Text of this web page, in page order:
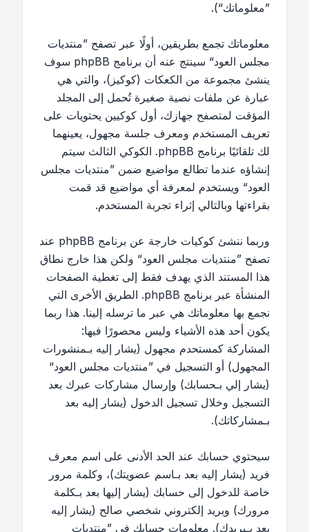
”معلوماتك“).
معلوماتك تجمع بطريقين، أولًا عبر تصفح ”منتديات
مجلس العود“ سينتج عنه أن برنامج phpBB سوف
ينشئ مجموعة من الكعكات (كوكيز)، والتي هي
عبارة عن ملفات نصية صغيرة تُحمل إلى المجلد
المؤقت لمتصفح جهازك، أول كوكيين يحتويات على
تعريف المستخدم ومعرف جلسة مجهول، يعينهما
لك تلقائيًا برنامج phpBB. الكوكي الثالث سيتم
إنشاؤه عندما تطالع مواضيع ضمن ”منتديات مجلس
العود“ ويستخدم لمعرفة أي مواضيع قد قمت
بقراءتها وبالتالي إثراء تجربة المستخدم.
وربما ننشئ كوكيات خارجة عن برنامج phpBB عند
تصفح ”منتديات مجلس العود“ ولكن هذا خارج نطاق
هذا المستند الذي يهدف فقط إلى تغطية الصفحات
المنشأة عبر برنامج phpBB. الطريق الأخرى التي
نجمع بها معلوماتك هي عبر ما ترسله إلينا. هذا ربما
يكون أحد هذه الأشياء وليس محصورًا فيها:
المشاركة كمستحدم مجهول (يشار إليه بـمنشورات
المجهول) أو التسجيل في ”منتديات مجلس العود“
(يشار إلي بـحسابك) وإرسال مشاركات عبرك بعد
التسجيل وخلال تسجيل الدخول (يشار إليه بعد
بـمشاركاتك).
سيحتوي حسابك عند الحد الأدنى على اسم معرف
فريد (يشار إليه بعد بـاسم عضويتك)، وكلمة مرور
خاصة للدخول إلى حسابك (يشار إليها بعد بـكلمة
مرورك) وبريد إلكتروني شخصي صالح (يشار إليه
بعد بـبريدك). معلومات حسابك في ”منتديات